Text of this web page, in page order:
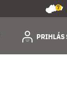
7
PRIHLÁS